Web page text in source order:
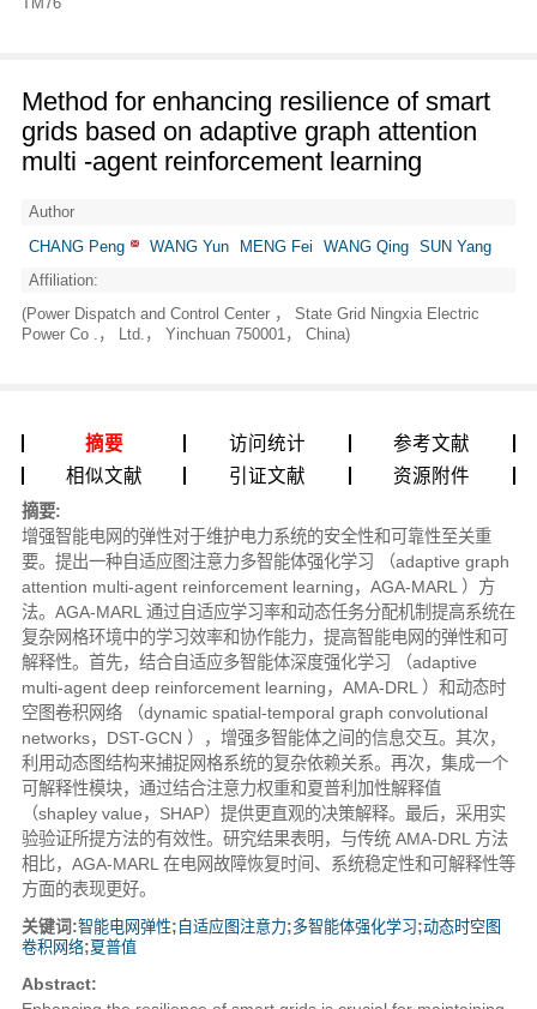
Method for enhancing resilience of smart
grids based on adaptive graph attention
multi -agent reinforcement learning
Author
CHANG Peng
WANG Yun MENG Fei WANG Qing
SUN Yang
Affiliation:
(Power Dispatch and Control Center ， State Grid Ningxia Electric
Power Co .， Ltd.， Yinchuan 750001， China)
摘要 访问统计
参考文献
相似文献
引证文献 资源附件
摘要:
增强智能电网的弹性对于维护电力系统的安全性和可靠性至关重
要。提出一种自适应图注意力多智能体强化学习 （adaptive graph
attention multi-agent reinforcement learning，AGA-MARL ）方
法。AGA-MARL 通过自适应学习率和动态任务分配机制提高系统在
复杂网格环境中的学习效率和协作能力，提高智能电网的弹性和可
解释性。首先，结合自适应多智能体深度强化学习 （adaptive
multi-agent deep reinforcement learning，AMA-DRL ）和动态时
空图卷积网络 （dynamic spatial-temporal graph convolutional
networks，DST-GCN ），增强多智能体之间的信息交互。其次，
利用动态图结构来捕捉网格系统的复杂依赖关系。再次，集成一个
可解释性模块，通过结合注意力权重和夏普利加性解释值
（shapley value，SHAP）提供更直观的决策解释。最后，采用实
验验证所提方法的有效性。研究结果表明，与传统 AMA-DRL 方法
相比，AGA-MARL 在电网故障恢复时间、系统稳定性和可解释性等
方面的表现更好。
关键词:智能电网弹性; 自适应图注意力;多智能体强化学习;动态时空图
卷积网络;夏普值
Abstract: